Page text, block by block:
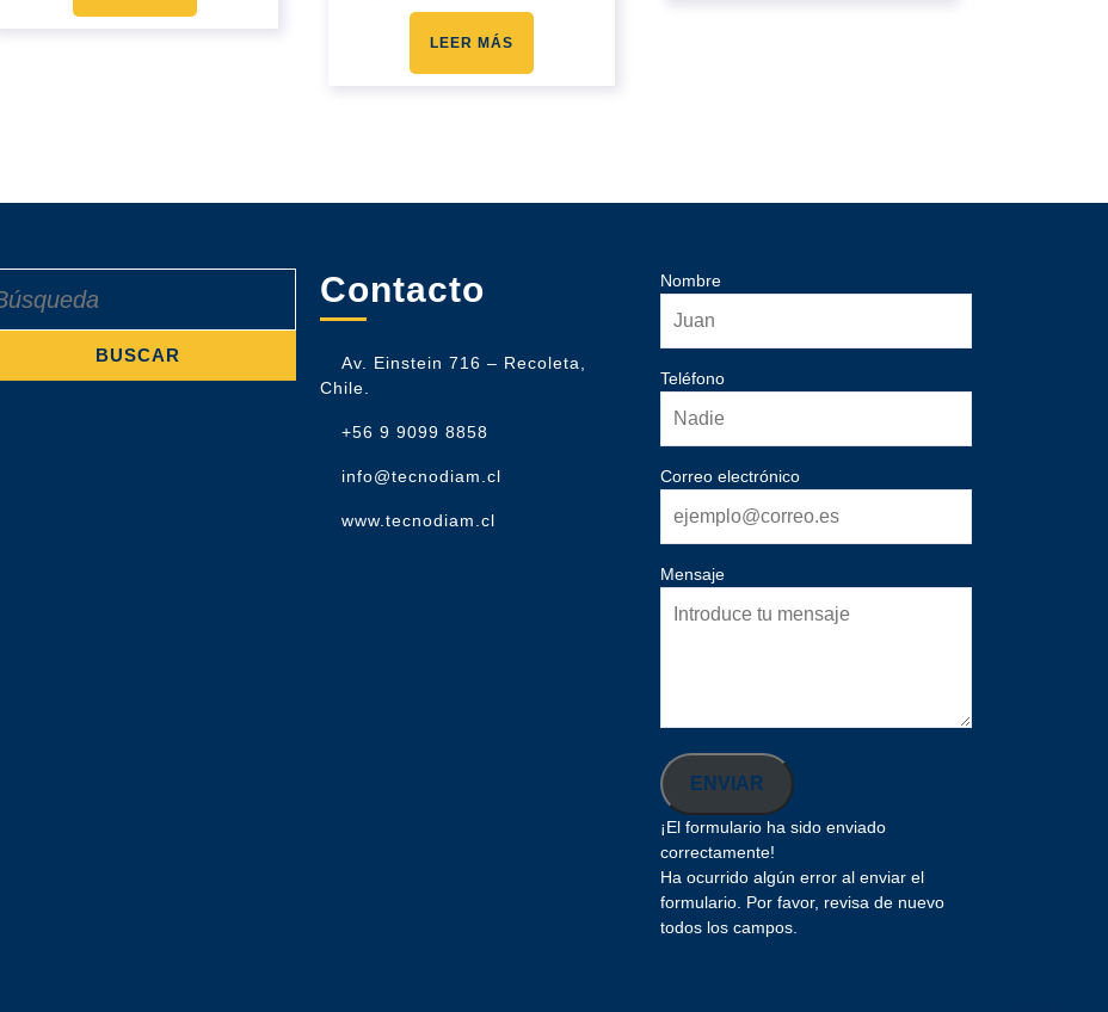
LEER MÁS
Contacto
Av. Einstein 716 – Recoleta,
Chile.
+56 9 9099 8858
info@tecnodiam.cl
www.tecnodiam.cl
Nombre
Teléfono
Correo electrónico
Mensaje
ENVIAR
¡El formulario ha sido enviado
correctamente!
Ha ocurrido algún error al enviar el
formulario. Por favor, revisa de nuevo
todos los campos.